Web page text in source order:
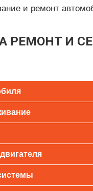
и ремонт
РЕМОНТ И